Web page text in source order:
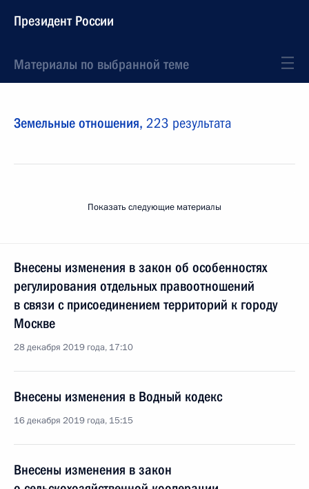
Президент России
Материалы по выбранной теме
Земельные отношения, 223 результата
Показать следующие материалы
Внесены изменения в закон об особенностях
регулирования отдельных правоотношений
в связи с присоединением территорий к городу
Москве
28 декабря 2019 года, 17:10
Внесены изменения в Водный кодекс
16 декабря 2019 года, 15:15
Внесены изменения в закон